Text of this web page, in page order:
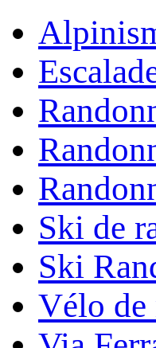
Ski de
Ski
Vélo de